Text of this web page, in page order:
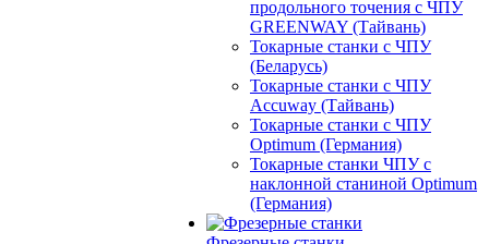
продольного точения с ЧПУ
GREENWAY (Тайвань)
Токарные станки с ЧПУ
(Беларусь)
Токарные станки с ЧПУ
Accuway (Тайвань)
Токарные станки с ЧПУ
Optimum (Германия)
Токарные станки ЧПУ с
наклонной станиной Optimum
(Германия)